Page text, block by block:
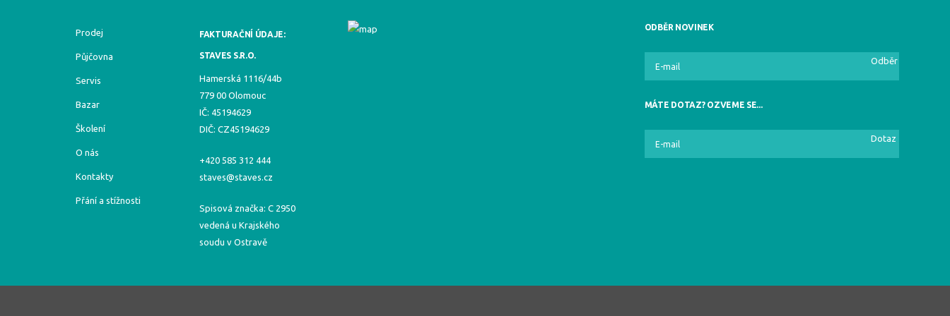
Prodej
Půjčovna
Servis
Bazar
Školení
O nás
Kontakty
Přání a stížnosti
FAKTURAČNÍ ÚDAJE:
STAVES S.R.O.
Hamerská 1116/44b
779 00 Olomouc
IČ: 45194629
DIČ: CZ45194629
+420 585 312 444
staves@staves.cz
Spisová značka: C 2950
vedená u Krajského
soudu v Ostravě
ODBĚR NOVINEK
Odběr
MÁTE DOTAZ? OZVEME SE...
Dotaz